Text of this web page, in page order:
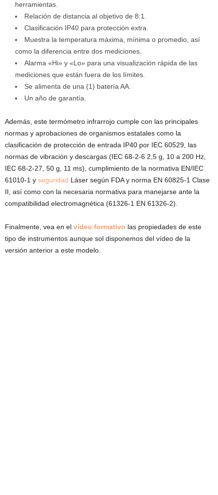
herramientas.
Relación de distancia al objetivo de 8:1.
Clasificación IP40 para protección extra.
Muestra la temperatura máxima, mínima o promedio, así
como la diferencia entre dos mediciones.
Alarma «Hi» y «Lo» para una visualización rápida de las
mediciones que están fuera de los límites.
Se alimenta de una (1) batería AA.
Un año de garantía.
Además, este termómetro infrarrojo cumple con las principales
normas y aprobaciones de organismos estatales como la
clasificación de protección de entrada IP40 por IEC 60529, las
normas de vibración y descargas (IEC 68-2-6 2,5 g, 10 a 200 Hz,
IEC 68-2-27, 50 g, 11 ms), cumplimiento de la normativa EN/IEC
61010-1 y seguridad Láser según FDA y norma EN 60825-1 Clase
II, así como con la necesaria normativa para manejarse ante la
compatibilidad electromagnética (61326-1 EN 61326-2).
Finalmente, vea en el vídeo formativo las propiedades de este
tipo de instrumentos aunque sol disponemos del vídeo de la
versión anterior a este modelo.